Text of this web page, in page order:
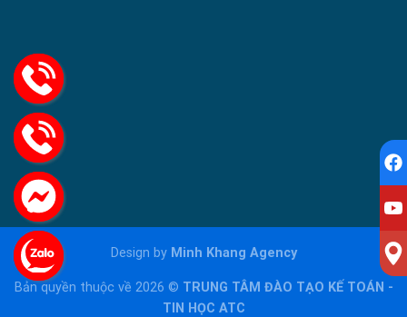
Design by Minh Khang Agency
Bản quyền thuộc về 2026 © TRUNG TÂM ĐÀO TẠO KẾ TOÁN -
TIN HỌC ATC